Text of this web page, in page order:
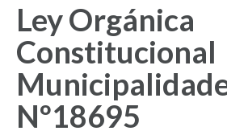
Ley Orgánica
Constitucional
Nº18695